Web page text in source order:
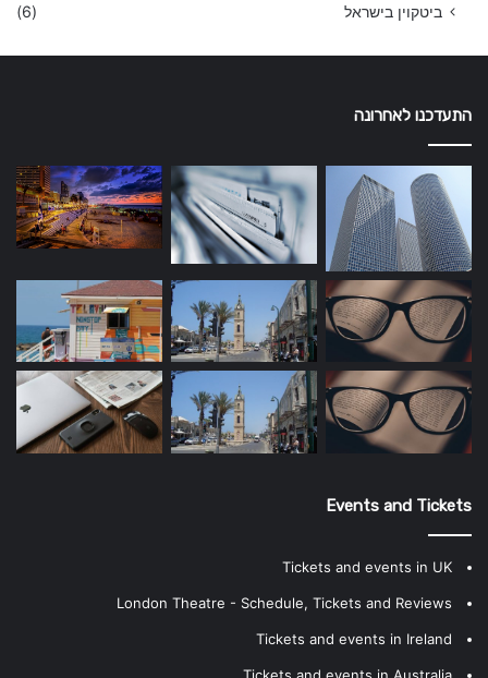
ביטקוין בישראל (6)
התעדכנו לאחרונה
Events and Tickets
Tickets and events in UK
London Theatre - Schedule, Tickets and Reviews
Tickets and events in Ireland
Tickets and events in Australia